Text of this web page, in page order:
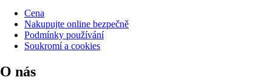
Cena
Nakupujte online bezpečně
Podmínky používání
Soukromí a cookies
O nás